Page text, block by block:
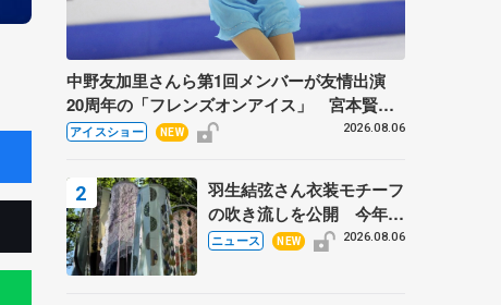
中野友加里さんら第1回メンバーが友情出演
20周年の「フレンズオンアイス」 宮本賢二
さん、有川梨絵さん、田村岳斗さんも
アイスショー NEW 2026.08.06
羽生結弦さん衣装モチーフ
の吹き流しを公開 今年は
「春よ、来い」、仙台の瑞
ニュース NEW 2026.08.06